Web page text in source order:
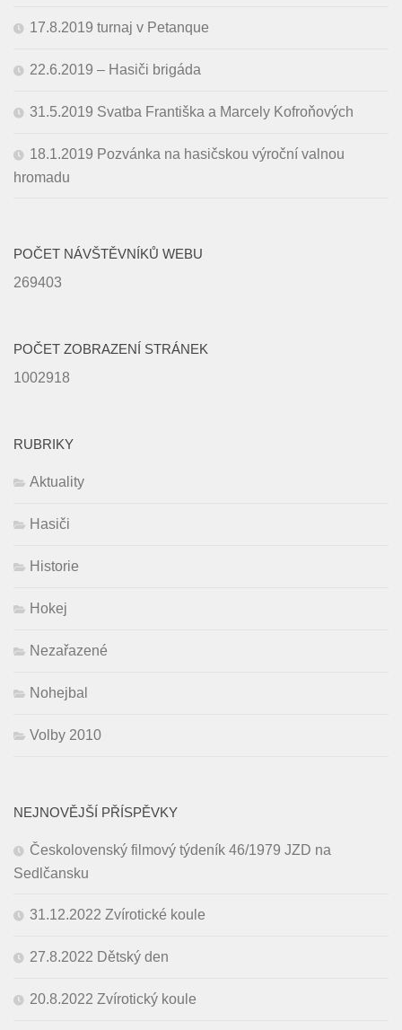
17.8.2019 turnaj v Petanque
22.6.2019 – Hasiči brigáda
31.5.2019 Svatba Františka a Marcely Kofroňových
18.1.2019 Pozvánka na hasičskou výroční valnou
hromadu
POČET NÁVŠTĚVNÍKŮ WEBU
269403
POČET ZOBRAZENÍ STRÁNEK
1002918
RUBRIKY
Aktuality
Hasiči
Historie
Hokej
Nezařazené
Nohejbal
Volby 2010
NEJNOVĚJŠÍ PŘÍSPĚVKY
Českolovenský filmový týdeník 46/1979 JZD na
Sedlčansku
31.12.2022 Zvírotické koule
27.8.2022 Dětský den
20.8.2022 Zvírotický koule